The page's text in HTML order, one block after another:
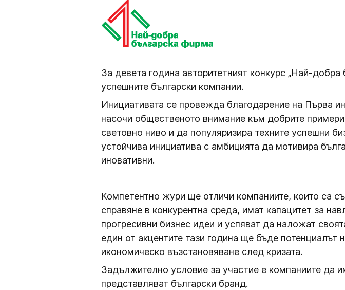
За девета година авторитетният конкурс „Най-
успешните български компании.
Инициативата се провежда благодарение на Първа
насочи общественото внимание към добрите
световно ниво и да популяризира техните успешни
устойчива инициатива с амбицията да мотивира
иновативни.
Компетентно жури ще отличи компаниите, които са
справяне в конкурентна среда, имат капацитет за
прогресивни бизнес идеи и успяват да наложат
един от акцентите тази година ще бъде потенциалът
икономическо възстановяване след кризата.
Задължително условие за участие е компаниите да
представляват български бранд.